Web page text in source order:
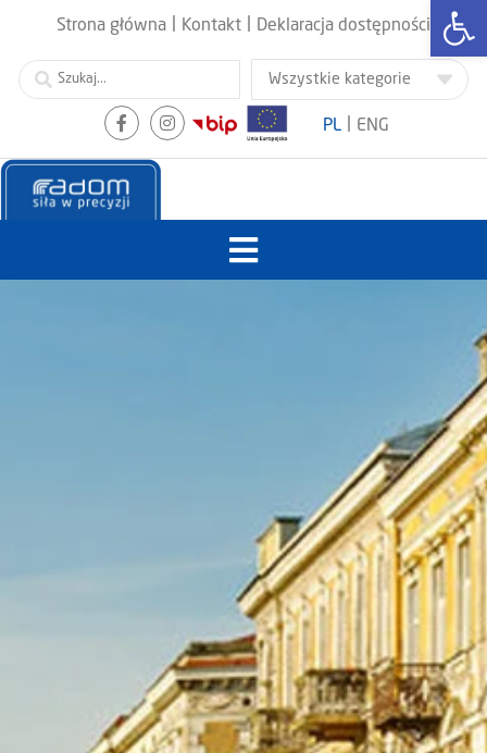
Strona główna Kontakt Deklaracja dostępności
PL ENG